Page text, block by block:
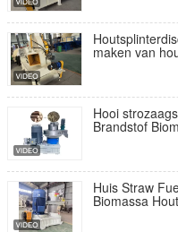
maken van
Hooi
Brandstof
Huis Straw
Biomassa